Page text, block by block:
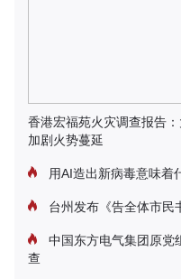
香港宏福苑火灾调查报告
加剧火势蔓延
用AI造出新病毒意味着
台州发布《告全体市民
中国东方电气集团原党
查